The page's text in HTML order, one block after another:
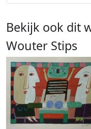
Bekijk ook dit
Wouter Stips